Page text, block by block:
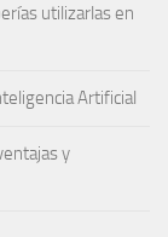
utilizarlas en
Artificial
y